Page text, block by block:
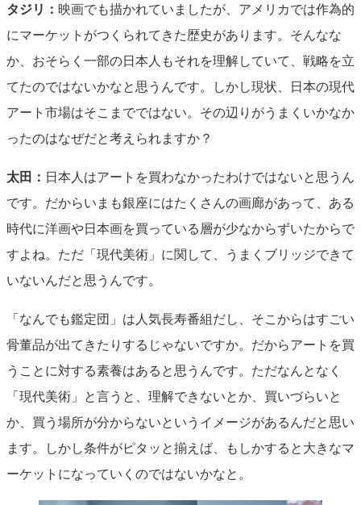
タジリ： 映画でも描かれていましたが、アメリカでは作為的
にマーケットがつくられてきた歴史があります。そんなな
か、おそらく一部の日本人もそれを理解していて、戦略を立
てたのではないかなと思うんです。しかし現状、日本の現代
アート市場はそこまでではない。その辺りがうまくいかなか
ったのはなぜだと考えられますか？
太田： 日本人はアートを買わなかったわけではないと思うん
です。だからいまも銀座にはたくさんの画廊があって、ある
時代に洋画や日本画を買っている層が少なからずいたからで
すよね。ただ「現代美術」に関して、うまくブリッジできて
いないんだと思うんです。
「なんでも鑑定団」は人気長寿番組だし、そこからはすごい
骨董品が出てきたりするじゃないですか。だからアートを買
うことに対する素養はあると思うんです。ただなんとなく
「現代美術」と言うと、理解できないとか、買いづらいと
か、買う場所が分からないというイメージがあるんだと思い
ます。しかし条件がピタッと揃えば、もしかすると大きなマ
ーケットになっていくのではないかなと。